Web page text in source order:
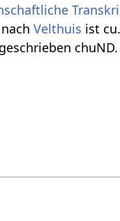
nachVelthuis ist
chuND.